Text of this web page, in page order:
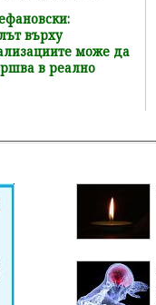
върху
може да
в реално